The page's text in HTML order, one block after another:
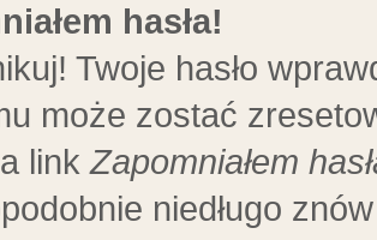
hasła!
Twoje hasło
może zostać
linkZapomniałem
niedługo